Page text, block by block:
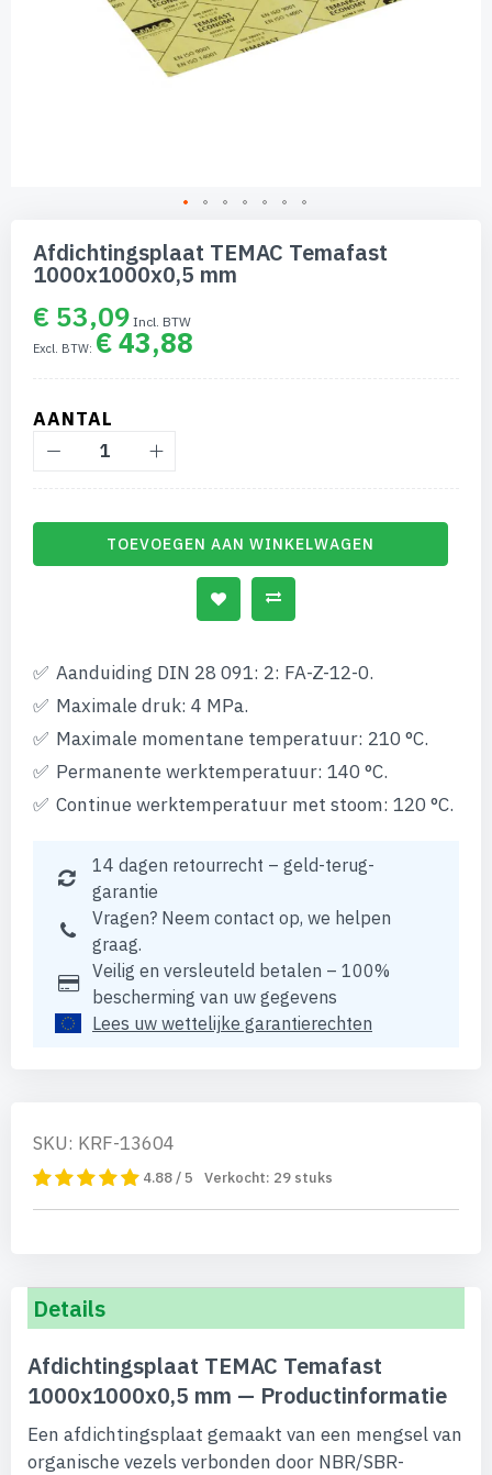
naar
begin
afbeeldingen-
gallerij
Afdichtingsplaat TEMAC Temafast
1000x1000x0,5 mm
€ 53,09
€ 43,88
AANTAL
TOEVOEGEN AAN WINKELWAGEN
Aanduiding DIN 28 091: 2: FA-Z-12-0.
Maximale druk: 4 MPa.
Maximale momentane temperatuur: 210 °C.
Permanente werktemperatuur: 140 °C.
Continue werktemperatuur met stoom: 120 °C.
14 dagen retourrecht – geld-terug-
garantie
Vragen? Neem contact op, we helpen
graag.
Veilig en versleuteld betalen – 100%
bescherming van uw gegevens
Lees uw wettelijke garantierechten
SKU: KRF-13604
4.88 / 5 Verkocht: 29 stuks
Details
Afdichtingsplaat TEMAC Temafast
1000x1000x0,5 mm — Productinformatie
Een afdichtingsplaat gemaakt van een mengsel van
organische vezels verbonden door NBR/SBR-